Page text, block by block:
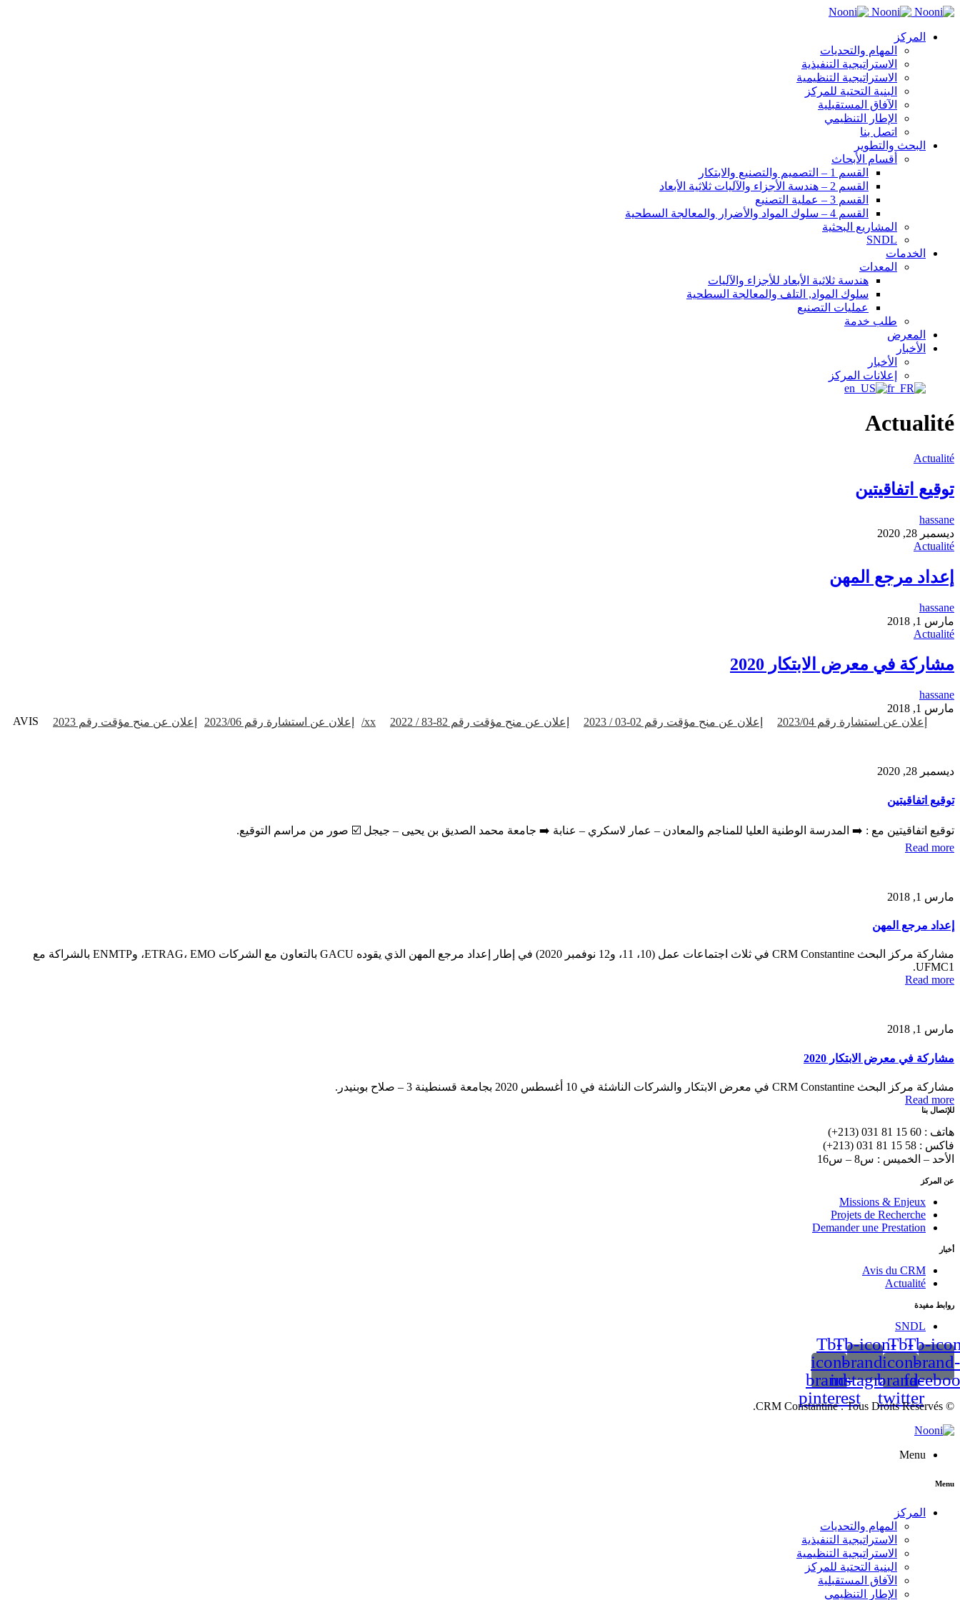
المركز
المهام والتحديات
الاستراتيجية التنفيذية
الاستراتيجية التنظيمية
البنية التحتية للمركز
الآفاق المستقبلية
الإطار التنظيمي
اتصل بنا
البحث والتطوير
أقسام الأبحاث
القسم 1 – التصميم والتصنيع والابتكار
القسم 2 – هندسة الأجزاء والآليات ثلاثية الأبعاد
القسم 3 – عملية التصنيع
القسم 4 – سلوك المواد والأضرار والمعالجة السطحية
المشاريع البحثية
SNDL
الخدمات
المعدات
هندسة ثلاثية الأبعاد للأجزاء والآليات
سلوك المواد, التلف والمعالجة السطحية
عمليات التصنيع
طلب خدمة
المعرض
الأخبار
الأخبار
إعلانات المركز
Actualité
Actualité
توقيع اتفاقيتين
hassane
ديسمبر 28, 2020
Actualité
إعداد مرجع المهن
hassane
مارس 1, 2018
Actualité
مشاركة في معرض الابتكار 2020
hassane
مارس 1, 2018
AVIS
إعلان عن استشارة رقم 2023/06 إعلان عن منح مؤقت رقم 2023/xx إعلان عن استشارة رقم 2023/04 إعلان عن منح مؤقت رقم 02-03 / 2023 إعلان عن منح مؤقت رقم 82-83 / 2022
ديسمبر 28, 2020
توقيع اتفاقيتين
توقيع اتفاقيتين مع : ➡️ المدرسة الوطنية العليا للمناجم والمعادن – عمار لاسكري – عنابة ➡️ جامعة محمد الصديق بن يحيى – جيجل ☑️ صور من مراسم التوقيع.
Read more
مارس 1, 2018
إعداد مرجع المهن
مشاركة مركز البحث CRM Constantine في ثلاث اجتماعات عمل (10، 11، و12 نوفمبر 2020) في إطار إعداد مرجع المهن الذي يقوده GACU بالتعاون مع الشركات ETRAG، EMO، وENMTP بالشراكة مع
UFMC1.
Read more
مارس 1, 2018
مشاركة في معرض الابتكار 2020
مشاركة مركز البحث CRM Constantine في معرض الابتكار والشركات الناشئة في 10 أغسطس 2020 بجامعة قسنطينة 3 – صلاح بوبنيدر.
Read more
للإتصال بنا
هاتف : 60 15 81 031 (213+)
فاكس : 58 15 81 031 (213+)
الأحد – الخميس : س8 – س16
عن المركز
Missions & Enjeux
Projets de Recherche
Demander une Prestation
أخبار
Avis du CRM
Actualité
روابط مفيدة
SNDL
Tb-
brand-
Tb-
icon-
brand-
twitter
Tb-icon-
brand-
instagram
Tb-
icon-
brand-
pinterest
© CRM Constantine . Tous Droits Réservés.
Menu
Menu
المركز
المهام والتحديات
الاستراتيجية التنفيذية
الاستراتيجية التنظيمية
البنية التحتية للمركز
الآفاق المستقبلية
الإطار التنظيمي